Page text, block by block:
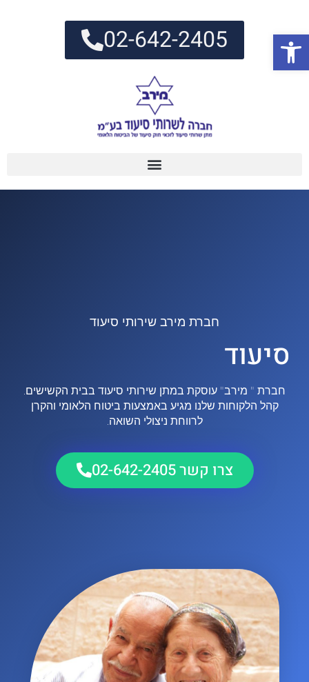
פתח סרגל נגישות 02-642-2405
חברת מירב שירותי סיעוד
סיעוד
חברת " מירב" עוסקת במתן שירותי סיעוד בבית הקשישים.
קהל הלקוחות שלנו מגיע באמצעות ביטוח הלאומי והקרן
לרווחת ניצולי השואה.
צרו קשר 02-642-2405